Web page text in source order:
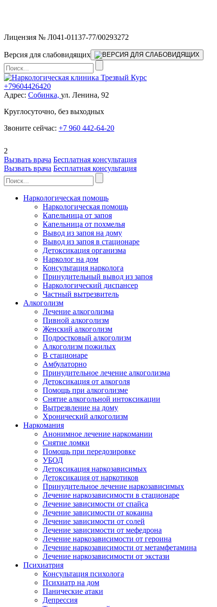
Лицензия № Л041-01137-77/00293272
Версия для слабовидящих
+79604426420
Адрес: Собинка, ул. Ленина, 92
Круглосуточно, без выходных
Звоните сейчас: +7 960 442-64-20
2
Вызвать врача Бесплатная консультация
Вызвать врача Бесплатная консультация
Наркологическая помощь
Наркологическая помощь
Капельница от запоя
Капельница от похмелья
Вывод из запоя на дому
Вывод из запоя в стационаре
Детоксикация организма
Нарколог на дом
Консультация нарколога
Принудительный вывод из запоя
Наркологический диспансер
Частный вытрезвитель
Алкоголизм
Лечение алкоголизма
Пивной алкоголизм
Женский алкоголизм
Подростковый алкоголизм
Алкоголизм пожилых
В стационаре
Амбулаторно
Принудительное лечение алкоголизма
Детоксикация от алкоголя
Помощь при алкоголизме
Снятие алкогольной интоксикации
Вытрезвление на дому
Хронический алкоголизм
Наркомания
Анонимное лечение наркомании
Снятие ломки
Помощь при передозировке
УБОД
Детоксикация наркозависимых
Детоксикация от наркотиков
Принудительное лечение наркозависимых
Лечение наркозависимости в стационаре
Лечение зависимости от спайса
Лечение зависимости от кокаина
Лечение зависимости от солей
Лечение зависимости от мефедрона
Лечение наркозависимости от героина
Лечение наркозависимости от метамфетамина
Лечение наркозависимости от экстази
Психиатрия
Консультация психолога
Психиатр на дом
Панические атаки
Депрессия